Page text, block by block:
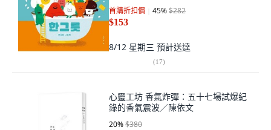
首購折扣價 45%$282
$153
8/12 星期三 預計送達
(17)
心靈工坊 香氣炸彈：五十七場試爆紀
錄的香氣震波／陳依文
20%$380